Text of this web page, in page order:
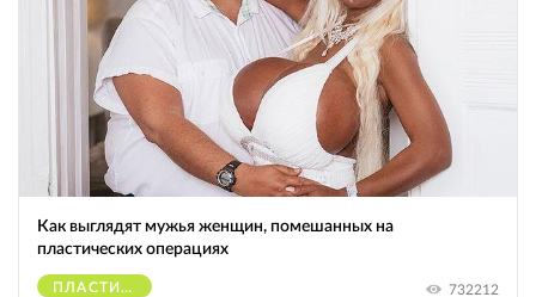
Как выглядят мужья женщин, помешанных на
пластических операциях
ПЛАСТИЧЕСКИЕ ОПЕРАЦИИ 732212